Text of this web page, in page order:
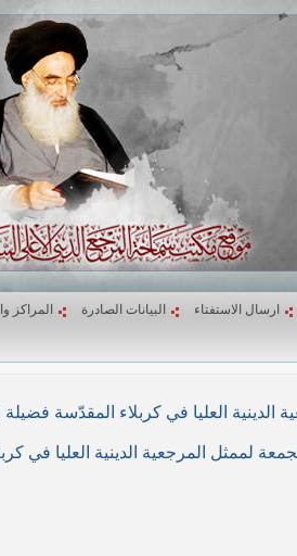
ارسال الاستفتاء البيانات الصادرة المراكز
المقدّسة فضيلة العلاّمة الشيخ عبد المهدي